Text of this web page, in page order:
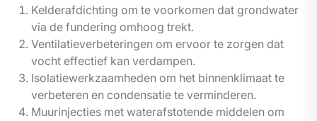
Kelderafdichting om te voorkomen dat grondwater
via de fundering omhoog trekt.
Ventilatieverbeteringen om ervoor te zorgen dat
vocht effectief kan verdampen.
Isolatiewerkzaamheden om het binnenklimaat te
verbeteren en condensatie te verminderen.
Muurinjecties met waterafstotende middelen om